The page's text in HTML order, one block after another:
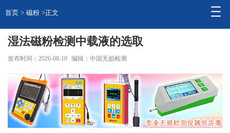
首页 > 磁粉 >正文
湿法磁粉检测中载液的选取
发布时间：2026-08-10 编辑：中国无损检测